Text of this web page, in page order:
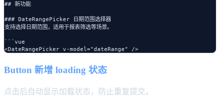
## 新功能
### DateRangePicker 日期范围选择器
支持选择日期范围，适用于报表筛选等场景。
```vue
Button 新增 loading 状态
点击后自动显示加载状态，防止重复提交。